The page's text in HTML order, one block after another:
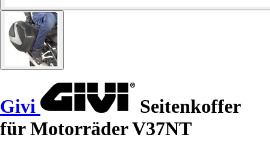
Givi
Seitenkoffer
für Motorräder V37NT